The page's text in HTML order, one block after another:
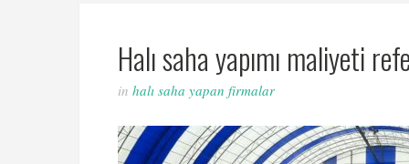
Halı saha yapımı maliyeti
inhalı saha yapan firmalar